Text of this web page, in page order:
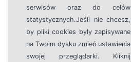
serwisów oraz do celów
statystycznych.Jeśli nie chcesz,
by pliki cookies były zapisywane
na Twoim dysku zmień ustawienia
swojej przeglądarki. Kliknij